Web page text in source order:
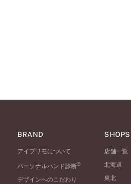
BRAND
アイプリモについて
パーソナルハンド診断®
デザインへのこだわり
SHOPS
店舗一覧
北海道
東北